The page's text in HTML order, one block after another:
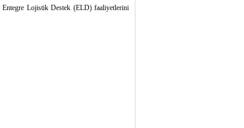
Entegre Lojistik Destek (ELD) faaliyetlerini